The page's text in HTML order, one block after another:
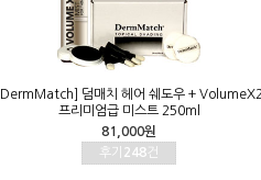
[DermMatch] 덤매치 헤어 쉐도우 +
프리미엄급 미스트 250ml
81,000원
후기 248 건